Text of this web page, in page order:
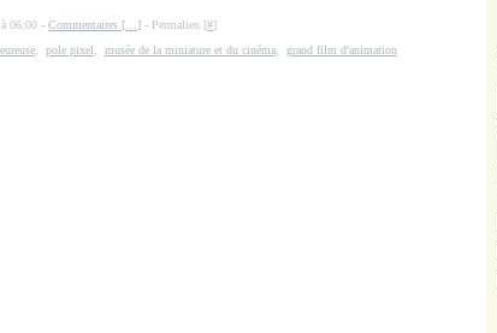
à 06:00 -Commentaires [ …] - Permalien [#]
, pole pixel musée de la miniature et du cinéma, grand film d'animation